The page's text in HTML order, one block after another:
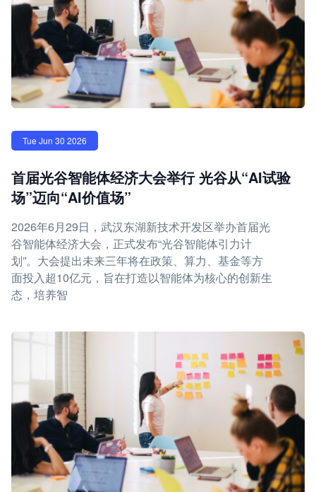
Tue Jun 30 2026
首届光谷智能体经济大会举行 光谷从“AI试验
场”迈向“AI价值场”
2026年6月29日，武汉东湖新技术开发区举办首届光
谷智能体经济大会，正式发布“光谷智能体引力计
划”。大会提出未来三年将在政策、算力、基金等方
面投入超10亿元，旨在打造以智能体为核心的创新生
态，培养智